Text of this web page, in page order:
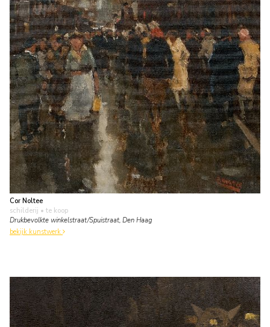
Cor Noltee
schilderij • te koop
Drukbevolkte winkelstraat/Spuistraat, Den Haag
bekijk kunstwerk